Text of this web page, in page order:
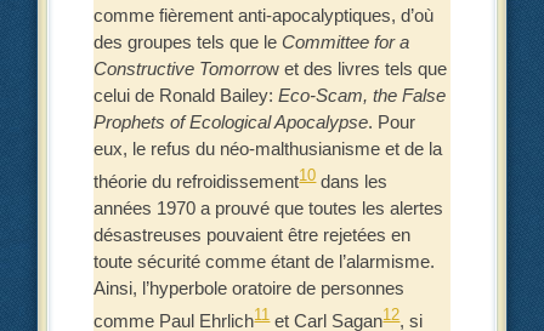
comme fièrement anti-apocalyptiques, d’où
des groupes tels que leCommittee for a
Constructive Tomorrow et des livres tels que
celui de Ronald Bailey:Eco-Scam, the False
Prophets of Ecological Apocalypse. Pour
eux, le refus du néo-malthusianisme et de la
théorie du refroidissement10dans les
années 1970 a prouvé que toutes les alertes
désastreuses pouvaient être rejetées en
toute sécurité comme étant de l’alarmisme.
Ainsi, l’hyperbole oratoire de personnes
comme Paul Ehrlich11 et Carl Sagan12, si